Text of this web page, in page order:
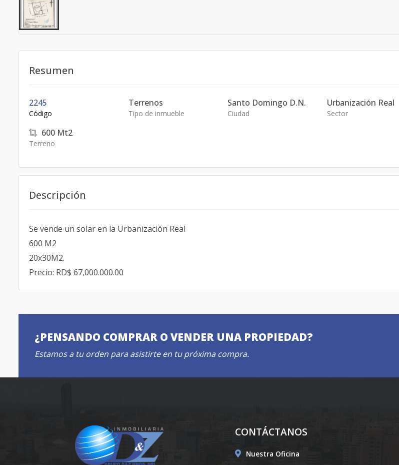
Resumen
2245
Código
Terrenos
Tipo de inmueble
Santo Domingo D.N.
Ciudad
Urbanización Real
Sector
600 Mt2
Terreno
Descripción
Se vende un solar en la Urbanización Real
600 M2
20x30M2.
Precio: RD$ 67,000.000.00
¿PENSANDO COMPRAR O VENDER UNA PROPIEDAD?
Estamos a tu orden para asistirte en tu próxima compra.
CONTÁCTANOS
Nuestra Oficina